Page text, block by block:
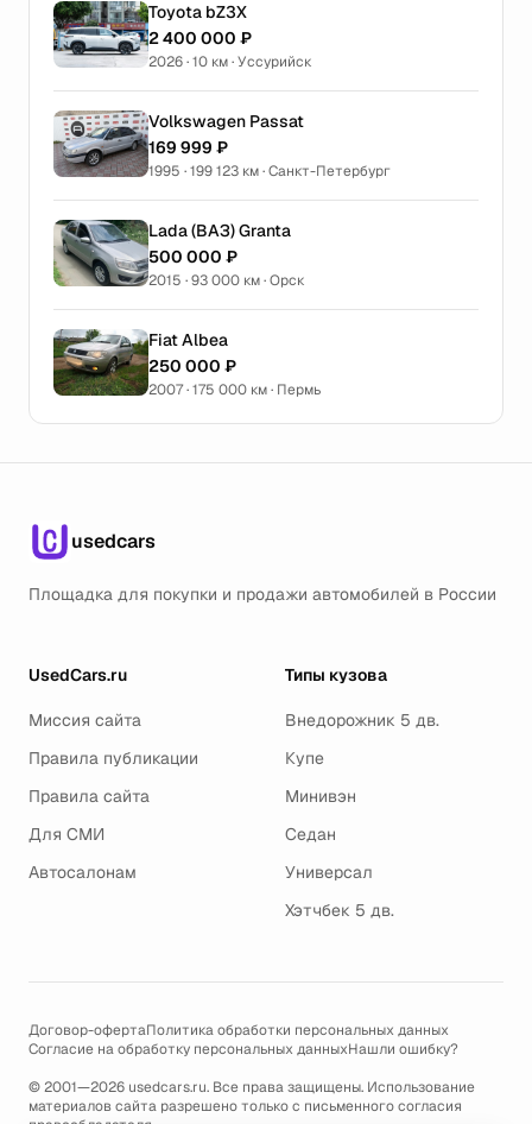
Toyota bZ3X
2 400 000 ₽
2026 · 10 км · Уссурийск
Volkswagen Passat
169 999 ₽
1995 · 199 123 км · Санкт-Петербург
Lada (ВАЗ) Granta
500 000 ₽
2015 · 93 000 км · Орск
Fiat Albea
250 000 ₽
2007 · 175 000 км · Пермь
usedcars
Площадка для покупки и продажи автомобилей в России
UsedCars.ru
Миссия сайта
Правила публикации
Правила сайта
Для СМИ
Автосалонам
Типы кузова
Внедорожник 5 дв.
Купе
Минивэн
Седан
Универсал
Хэтчбек 5 дв.
Договор-офертаПолитика обработки персональных данных
Согласие на обработку персональных данныхНашли ошибку?
© 2001—2026 usedcars.ru. Все права защищены. Использование
материалов сайта разрешено только с письменного согласия